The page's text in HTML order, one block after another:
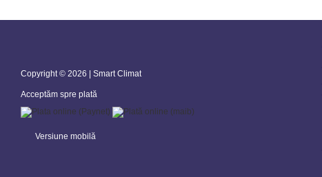
Copyright © 2026 | Smart Climat
Acceptăm spre plată
Versiune mobilă